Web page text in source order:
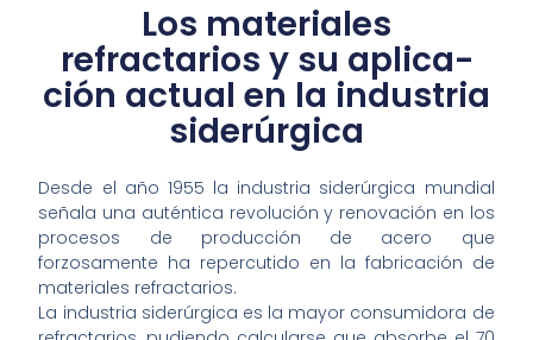
Los materiales
refractarios y su aplica­
ción actual en la industria
siderúrgica
Desde el año 1955 la industria siderúrgica mundial
señala una auténtica revolución y renovación en los
procesos de producción de acero que
forzosamente ha repercutido en la fabricación de
materiales refractarios.
La industria siderúrgica es la mayor consumidora de